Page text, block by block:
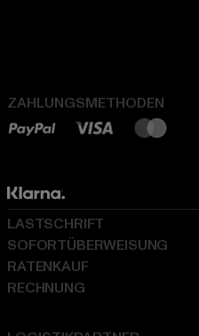
ZAHLUNGSMETHODEN
LASTSCHRIFT
SOFORTÜBERWEISUNG
RATENKAUF
RECHNUNG